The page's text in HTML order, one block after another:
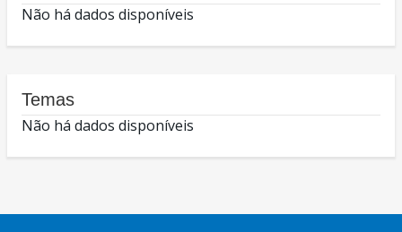
Não há dados disponíveis
Temas
Não há dados disponíveis